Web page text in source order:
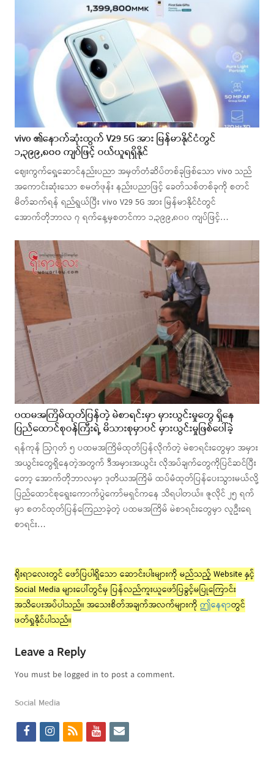
vivo ၏နောက်ဆုံးထွက် V29 5G အား မြန်မာနိုင်ငံတွင်
၁,၃၉၉,၈၀၀ ကျပ်ဖြင့် ဝယ်ယူရရှိနိုင်
ဈေးကွက်ရှေ့ဆောင်နည်းပညာ အမှတ်တံဆိပ်တစ်ခုဖြစ်သော vivo သည်
အကောင်းဆုံးသော စမတ်ဖုန်း နည်းပညာဖြင့် ခေတ်သစ်တစ်ခုကို စတင်
မိတ်ဆက်ရန် ရည်ရွယ်ပြီး vivo V29 5G အား မြန်မာနိုင်ငံတွင်
အောက်တိုဘာလ ၇ ရက်နေ့မှစတင်ကာ ၁,၃၉၉,၈၀၀ ကျပ်ဖြင့်…
ပထမအကြိမ်ထုတ်ပြန်တဲ့ မဲစာရင်းမှာ မှားယွင်းမှုတွေ ရှိနေ
ပြည်ထောင်စုဝန်ကြီးရဲ့ မိသားစုမှာပင် မှားယွင်းမှုဖြစ်ပေါ်ခဲ့
ရန်ကုန် ဩဂုတ် ၅ ပထမအကြိမ်ထုတ်ပြန်လိုက်တဲ့ မဲစာရင်းတွေမှာ အမှား
အယွင်းတွေရှိနေတဲ့အတွက် ဒီအမှားအယွင်း လိုအပ်ချက်တွေကိုပြင်ဆင်ပြီး
တော့ အောက်တိုဘာလမှာ ဒုတိယအကြိမ် ထပ်မံထုတ်ပြန်ပေးသွားမယ်လို့
ပြည်ထောင်စုရွေးကောက်ပွဲကော်မရှင်ကနေ သိရပါတယ်။ ဇူလိုင် ၂၅ ရက်
မှာ စတင်ထုတ်ပြန်ကြေညာခဲ့တဲ့ ပထမအကြိမ် မဲစာရင်းတွေမှာ လူဦးရေ
စာရင်း…
ရိုးရာလေးတွင် ဖော်ပြပါရှိသော ဆောင်းပါးများကို မည်သည့် Website နှင့်
Social Media များပေါ်တွင်မှ ပြန်လည်ကူးယူဖော်ပြခွင့်မပြုကြောင်း
အသိပေးအပ်ပါသည်။ အသေးစိတ်အချက်အလက်များကို ဤနေရာတွင်
ဖတ်ရှုနိုင်ပါသည်။
Leave a Reply
You must be logged in to post a comment.
Social Media
f
i
r
y
e